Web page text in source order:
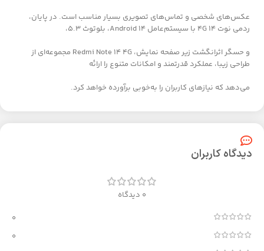
عکس‌های شخصی و تماس‌های تصویری بسیار مناسب است. در پایان،
ردمی نوت 14 4G با سیستم‌عامل Android 14، بلوتوث 5.3،
و حسگر اثرانگشت زیر صفحه نمایش، Redmi Note 14 4G مجموعه‌ای از
طراحی زیبا، عملکرد قدرتمند و امکانات متنوع را ارائه
می‌دهد که نیازهای کاربران را به‌خوبی برآورده خواهد کرد.
دیدگاه کاربران
0 دیدگاه
0
0